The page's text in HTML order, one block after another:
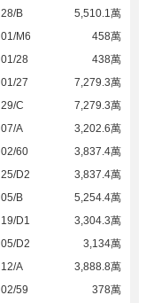
28/B
5,510.1萬
01/M6
458萬
01/28
438萬
01/27
7,279.3萬
29/C
7,279.3萬
07/A
3,202.6萬
02/60
3,837.4萬
25/D2
3,837.4萬
05/B
5,254.4萬
19/D1
3,304.3萬
05/D2
3,134萬
12/A
3,888.8萬
02/59
378萬